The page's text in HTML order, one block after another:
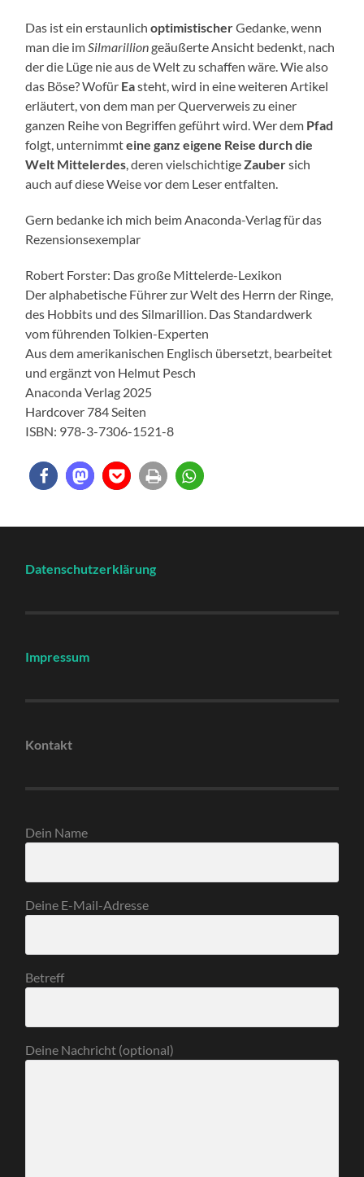
Das ist ein erstaunlichoptimistischerGedanke, wenn
man die imSilmarilliongeäußerte Ansicht bedenkt, nach
der die Lüge nie aus de Welt zu schaffen wäre. Wie also
das Böse? Wofür Easteht, wird in eine weiteren Artikel
erläutert, von dem man per Querverweis zu einer
ganzen Reihe von Begriffen geführt wird. Wer dem Pfad
folgt, unternimmteine ganz eigene Reise durch die
Welt Mittelerdes, deren vielschichtigeZaubersich
auch auf diese Weise vor dem Leser entfalten.
Gern bedanke ich mich beim Anaconda-Verlag für das
Rezensionsexemplar
Robert Forster: Das große Mittelerde-Lexikon
Der alphabetische Führer zur Welt des Herrn der Ringe,
des Hobbits und des Silmarillion. Das Standardwerk
vom führenden Tolkien-Experten
Aus dem amerikanischen Englisch übersetzt, bearbeitet
und ergänzt von Helmut Pesch
Anaconda Verlag 2025
Hardcover 784 Seiten
ISBN: 978-3-7306-1521-8
Datenschutzerklärung
Impressum
Kontakt
Dein Name
Deine E-Mail-Adresse
Betreff
Deine Nachricht (optional)